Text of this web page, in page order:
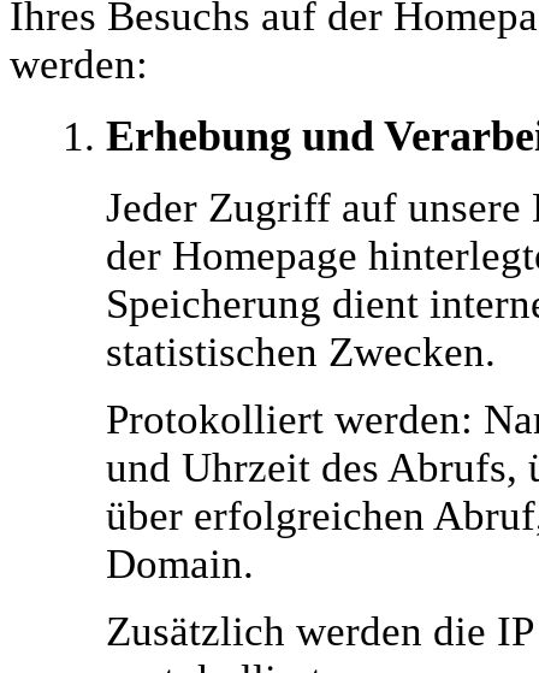
Ihres Besuchs auf der
werden:
Erhebung und
Jeder Zugriff auf
der Homepage
Speicherung dient
statistischen Zwecken.
Protokolliert werden:
und Uhrzeit des Abrufs,
über erfolgreichen
Domain.
Zusätzlich werden die